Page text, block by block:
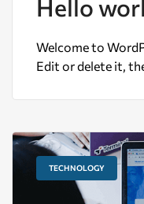
Hello
Welcome to
Edit or delete it,
TECHNOLOGY